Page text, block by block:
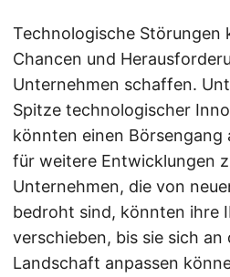
Technologische Störungen
Chancen und
Unternehmen schaffen.
Spitze technologischer
könnten einen Börsengang
für weitere Entwicklungen
Unternehmen, die von
bedroht sind, könnten ihre
verschieben, bis sie sich
Landschaft anpassen